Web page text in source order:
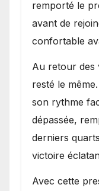
remporté le
avant de
confortable
Au retour des
resté le
son rythme
dépassée,
derniers
victoire
Avec cette